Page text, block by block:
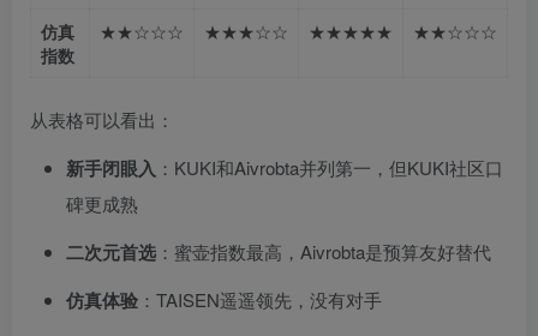
仿真
指数
★★☆☆☆ ★★★☆☆ ★★★★★ ★★☆☆☆
从表格可以看出：
新手闭眼入 ：KUKI和Aivrobta并列第一，但KUKI社区口
碑更成熟
二次元首选 ：蜜壶指数最高，Aivrobta是预算友好替代
仿真体验 ：TAISEN遥遥领先，没有对手